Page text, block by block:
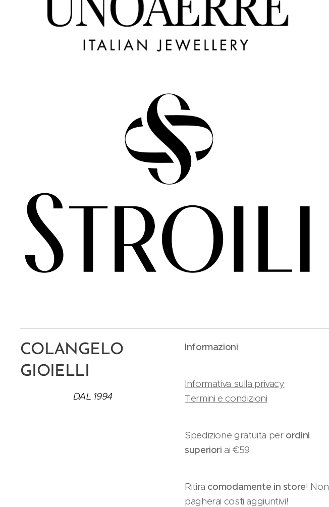
COLANGELO
GIOIELLI
DAL 1994
Informazioni
Informativa sulla privacy
Termini e condizioni
Spedizione gratuita perordini
superiori ai €59
Ritira comodamente in store! Non
pagherai costi aggiuntivi!